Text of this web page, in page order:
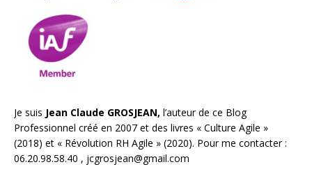
Je suis Jean Claude GROSJEAN, l’auteur de ce Blog
Professionnel créé en 2007 et des livres « Culture Agile »
(2018) et « Révolution RH Agile » (2020). Pour me contacter :
06.20.98.58.40 , jcgrosjean@gmail.com